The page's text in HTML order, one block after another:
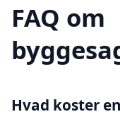
FAQ om
Hvad koster